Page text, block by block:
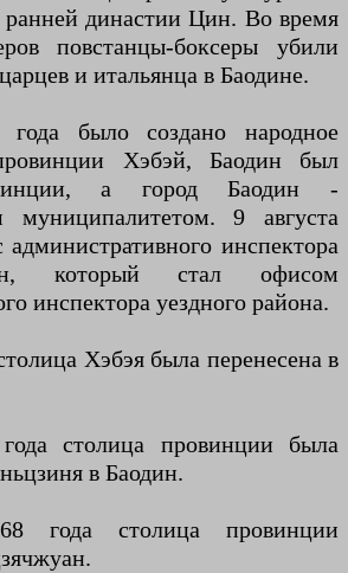
династии Цин. Во время
повстанцы-боксеры убили
и итальянца в Баодине.
года было создано народное
Хэбэй, Баодин был
а город Баодин -
муниципалитетом. 9 августа
инспектора
который стал офисом
инспектора уездного района.
Хэбэя была перенесена в
столица провинции была
в Баодин.
года столица провинции